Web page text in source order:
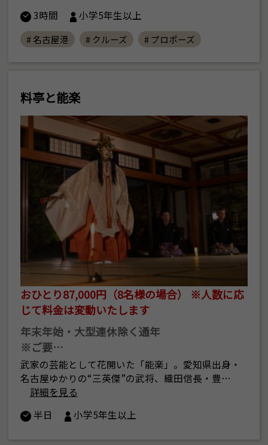
3時間
小学5年生以上
# 名古屋港 # クルーズ # プロポーズ
料亭と能楽
おひとり87,000円（8名様の場合） ※人数に応
じて料金は変動いたします
年末年始・大型連休除く通年
※ご要…
武家の芸能として花開いた「能楽」。愛知県出身・
名古屋ゆかりの“三英傑”の武将、織田信長・豊…
詳細を見る
半日
小学5年生以上